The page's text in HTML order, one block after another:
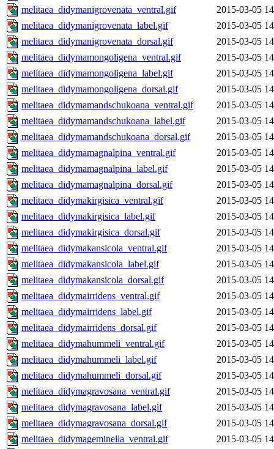
melitaea_didymanigrovenata_ventral.gif
2015-03-05
melitaea_didymanigrovenata_label.gif
2015-03-05
melitaea_didymanigrovenata_dorsal.gif
2015-03-05
melitaea_didymamongoligena_ventral.gif
2015-03-05
melitaea_didymamongoligena_label.gif
2015-03-05
melitaea_didymamongoligena_dorsal.gif
2015-03-05
melitaea_didymamandschukoana_ventral.gif
2015-03-05
melitaea_didymamandschukoana_label.gif
2015-03-05
melitaea_didymamandschukoana_dorsal.gif
2015-03-05
melitaea_didymamagnalpina_ventral.gif
2015-03-05
melitaea_didymamagnalpina_label.gif
2015-03-05
melitaea_didymamagnalpina_dorsal.gif
2015-03-05
melitaea_didymakirgisica_ventral.gif
2015-03-05
melitaea_didymakirgisica_label.gif
2015-03-05
melitaea_didymakirgisica_dorsal.gif
2015-03-05
melitaea_didymakansicola_ventral.gif
2015-03-05
melitaea_didymakansicola_label.gif
2015-03-05
melitaea_didymakansicola_dorsal.gif
2015-03-05
melitaea_didymairridens_ventral.gif
2015-03-05
melitaea_didymairridens_label.gif
2015-03-05
melitaea_didymairridens_dorsal.gif
2015-03-05
melitaea_didymahummeli_ventral.gif
2015-03-05
melitaea_didymahummeli_label.gif
2015-03-05
melitaea_didymahummeli_dorsal.gif
2015-03-05
melitaea_didymagravosana_ventral.gif
2015-03-05
melitaea_didymagravosana_label.gif
2015-03-05
melitaea_didymagravosana_dorsal.gif
2015-03-05
melitaea_didymageminella_ventral.gif
2015-03-05